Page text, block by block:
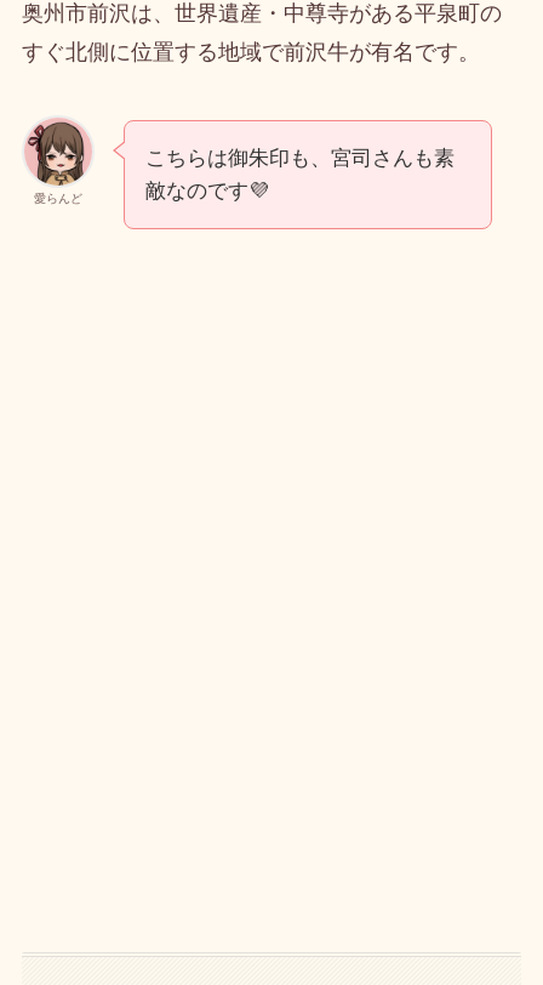
奥州市前沢は、世界遺産・中尊寺がある平泉町の
すぐ北側に位置する地域で前沢牛が有名です。
愛らんど
こちらは御朱印も、宮司さんも素
敵なのです💜